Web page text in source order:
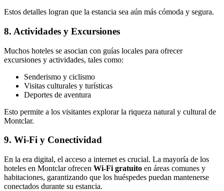
Estos detalles logran que la estancia sea aún más cómoda y segura.
8. Actividades y Excursiones
Muchos hoteles se asocian con guías locales para ofrecer
excursiones y actividades, tales como:
Senderismo y ciclismo
Visitas culturales y turísticas
Deportes de aventura
Esto permite a los visitantes explorar la riqueza natural y cultural de
Montclar.
9. Wi-Fi y Conectividad
En la era digital, el acceso a internet es crucial. La mayoría de los
hoteles en Montclar ofrecen Wi-Fi gratuito en áreas comunes y
habitaciones, garantizando que los huéspedes puedan mantenerse
conectados durante su estancia.